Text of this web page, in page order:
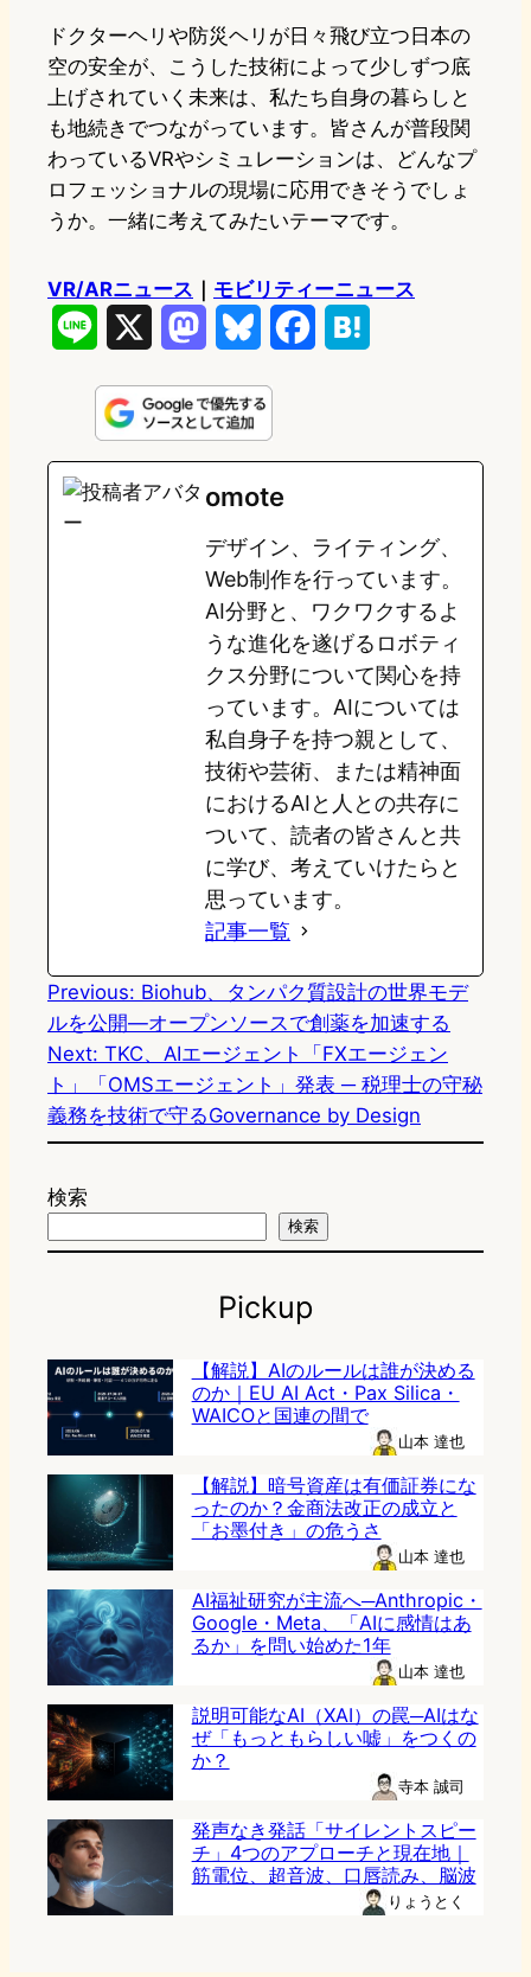
ドクターヘリや防災ヘリが日々飛び立つ日本の
空の安全が、こうした技術によって少しずつ底
上げされていく未来は、私たち自身の暮らしと
も地続きでつながっています。皆さんが普段関
わっているVRやシミュレーションは、どんなプ
ロフェッショナルの現場に応用できそうでしょ
うか。一緒に考えてみたいテーマです。
VR/ARニュース
モビリティーニュース
n
e
s
t
o
d
o
n
u
e
s
y
e
o
o
k
e
a
omote
デザイン、ライティング、
Web制作を行っています。
AI分野と、ワクワクするよ
うな進化を遂げるロボティ
クス分野について関心を持
っています。AIについては
私自身子を持つ親として、
技術や芸術、または精神面
におけるAIと人との共存に
ついて、読者の皆さんと共
に学び、考えていけたらと
思っています。
記事一覧
Previous: Biohub、タンパク質設計の世界モデ
ルを公開―オープンソースで創薬を加速する
Next: TKC、AIエージェント「FXエージェン
ト」「OMSエージェント」発表 ─ 税理士の守秘
義務を技術で守るGovernance by Design
検索
検索
Pickup
【解説】AIのルールは誰が決める
のか｜EU AI Act・Pax Silica・
WAICOと国連の間で
山本 達也
【解説】暗号資産は有価証券にな
ったのか？金商法改正の成立と
「お墨付き」の危うさ
山本 達也
AI福祉研究が主流へ─Anthropic・
Google・Meta、「AIに感情はあ
るか」を問い始めた1年
山本 達也
説明可能なAI（XAI）の罠─AIはな
ぜ「もっともらしい嘘」をつくの
か？
寺本 誠司
発声なき発話「サイレントスピー
チ」4つのアプローチと現在地｜
筋電位、超音波、口唇読み、脳波
りょうとく